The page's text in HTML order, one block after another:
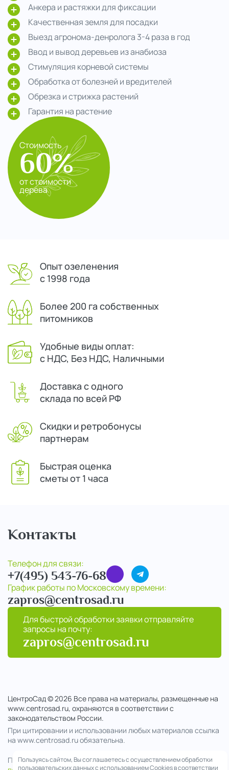
Анкера и растяжки для фиксации
Качественная земля для посадки
Выезд агронома-денролога 3-4 раза в год
Ввод и вывод деревьев из анабиоза
Стимуляция корневой системы
Обработка от болезней и вредителей
Обрезка и стрижка растений
Гарантия на растение
Стоимость
60%
от стоимости
дерева
Опыт озеленения
с 1998 года
Более 200 га собственных
питомников
Удобные виды оплат:
с НДС, Без НДС, Наличными
Доставка с одного
склада по всей РФ
Скидки и ретробонусы
партнерам
Быстрая оценка
сметы от 1 часа
Контакты
Телефон для связи:
+7(495) 543-76-68
График работы по Московскому времени:
zapros@centrosad.ru
Для быстрой обработки заявки отправляйте
запросы на почту:
zapros@centrosad.ru
ЦентроСад © 2026 Все права на материалы, размещенные на
www.centrosad.ru, охраняются в соответствии с
законодательством России.
При цитировании и использовании любых материалов ссылка
на www.centrosad.ru обязательна.
Продолжая посещение сайта , вы соглашаетесь на обработку
Пользуясь сайтом, Вы соглашаетесь с осуществлением обработки
пользовательских данных с использованием Cookies в соответствии